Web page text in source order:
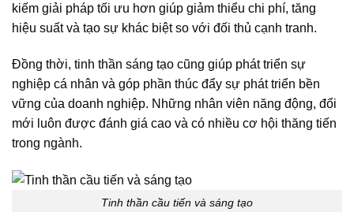
kiếm giải pháp tối ưu hơn giúp giảm thiểu chi phí, tăng
hiệu suất và tạo sự khác biệt so với đối thủ cạnh tranh.
Đồng thời, tinh thần sáng tạo cũng giúp phát triển sự
nghiệp cá nhân và góp phần thúc đẩy sự phát triển bền
vững của doanh nghiệp. Những nhân viên năng động, đổi
mới luôn được đánh giá cao và có nhiều cơ hội thăng tiến
trong ngành.
Tinh thần cầu tiến và sáng tạo